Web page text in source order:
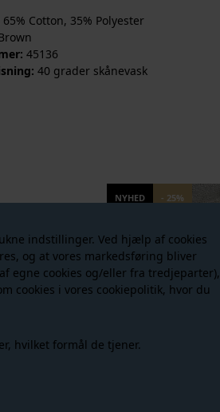
indstillinger. Ved hjælp af cookies
og at vores markedsføring bliver
egne cookies og/eller fra tredjeparter),
cookies i vores cookiepolitik, hvor du
hvilket formål de tjener.
65% Cotton, 35% Polyester
45136
40 grader skånevask
NYHED - 25%